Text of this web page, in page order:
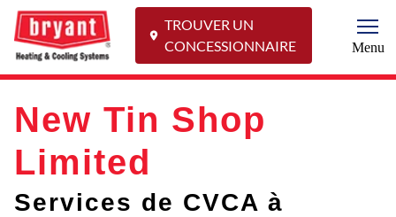
TROUVER UN
CONCESSIONNAIRE
Menu
New Tin Shop
Limited
Services de CVCA à